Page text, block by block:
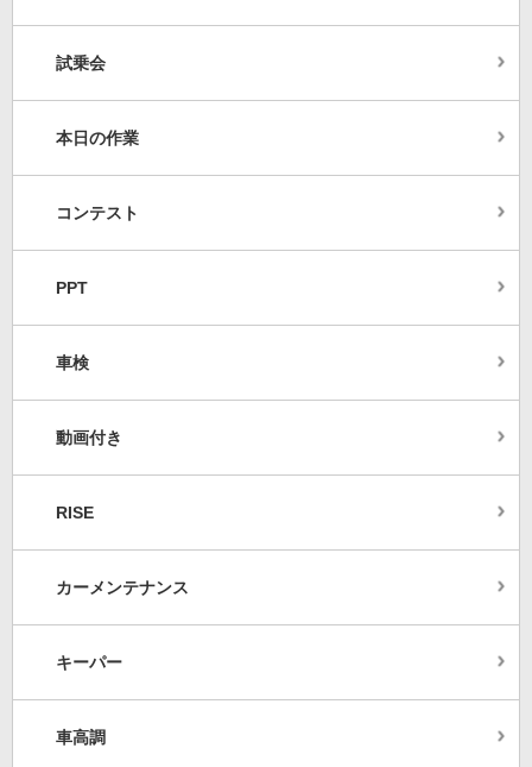
試乗会
本日の作業
コンテスト
PPT
車検
動画付き
RISE
カーメンテナンス
キーパー
車高調